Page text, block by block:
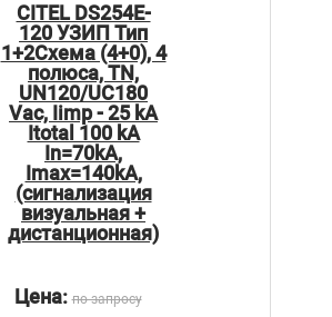
CITEL DS254E-
120 УЗИП Тип
1+2Схема (4+0), 4
полюса, TN,
UN120/UC180
Vac, Iimp - 25 kA
Itotal 100 kA
In=70kA,
Imax=140kA,
(сигнализация
визуальная +
дистанционная)
Цена:по запросу